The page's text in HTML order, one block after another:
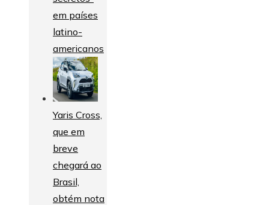
em países
latino-
americanos
Yaris Cross,
que em
breve
chegará ao
Brasil,
obtém nota